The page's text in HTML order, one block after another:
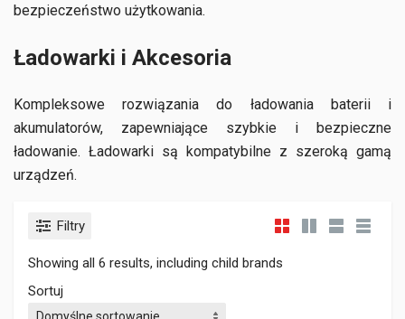
bezpieczeństwo użytkowania.
Ładowarki i Akcesoria
Kompleksowe rozwiązania do ładowania baterii i
akumulatorów, zapewniające szybkie i bezpieczne
ładowanie. Ładowarki są kompatybilne z szeroką gamą
urządzeń.
Filtry
Showing all 6 results, including child brands
Sortuj